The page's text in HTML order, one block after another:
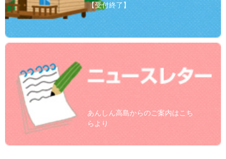
【受付終了】
あんしん高島からのご案内はこち
らより